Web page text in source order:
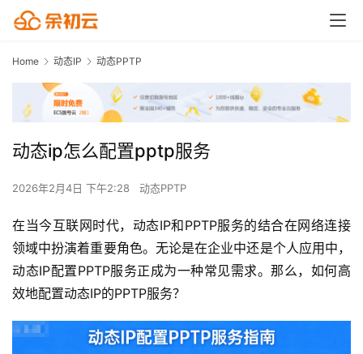
Home 动态IP 动态PPTP
动态ip怎么配置pptp服务
2026年2月4日 下午2:28 动态PPTP
在当今互联网时代，动态IP和PPTP服务的结合在网络连接
领域中扮演着重要角色。无论是在企业中还是个人应用中，
动态IP配置PPTP服务正成为一种常见需求。那么，如何高
效地配置动态IP的PPTP服务？